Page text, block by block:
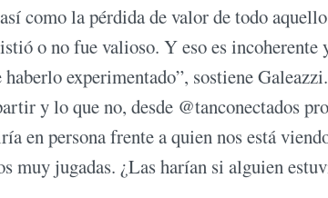
como la pérdida de valor de todo
o no fue valioso. Y eso es incoherente
experimentado”, sostiene
y lo que no, desde @tanconectados
en persona frente a quien nos está
muy jugadas. ¿Las harían si alguien